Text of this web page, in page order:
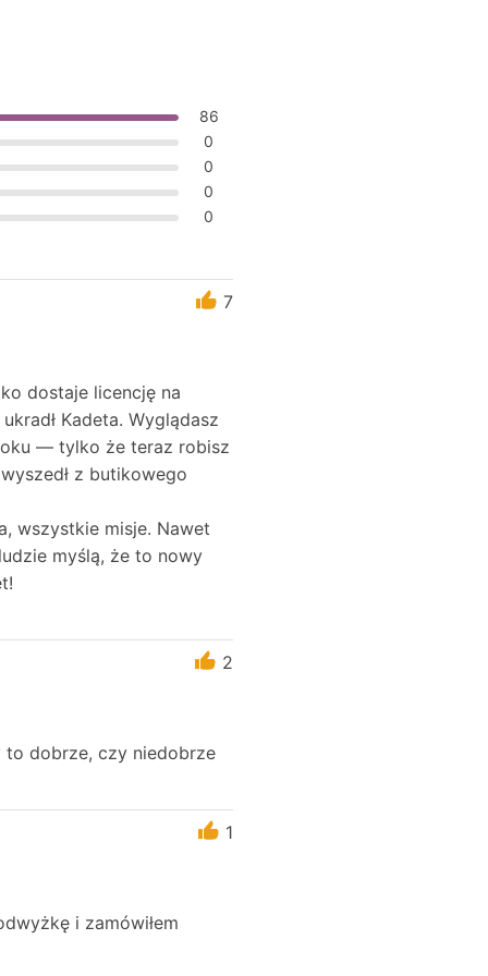
86
0
0
0
0
7
dostaje licencję na
Kadeta. Wyglądasz
— tylko że teraz robisz
z butikowego
wszystkie misje. Nawet
myślą, że to nowy
2
to dobrze, czy niedobrze
1
i zamówiłem